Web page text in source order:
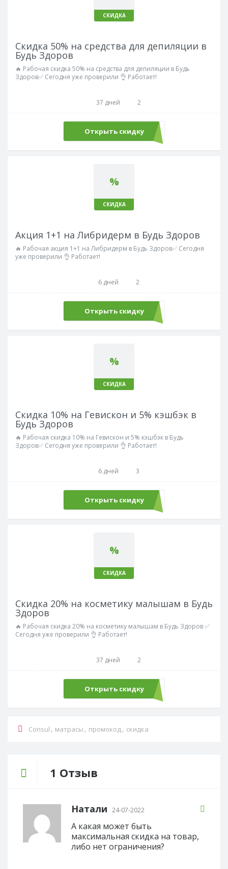
СКИДКА
Скидка 50% на средства для депиляции в
Будь Здоров
🔥 Рабочая скидка 50% на средства для депиляции в Будь
Здоров✅ Сегодня уже проверили 👌 Работает!
37 дней 2
Открыть скидку
%
СКИДКА
Акция 1+1 на Либридерм в Будь Здоров
🔥 Рабочая акция 1+1 на Либридерм в Будь Здоров✅ Сегодня
уже проверили 👌 Работает!
6 дней 2
Открыть скидку
%
СКИДКА
Скидка 10% на Гевискон и 5% кэшбэк в
Будь Здоров
🔥 Рабочая скидка 10% на Гевискон и 5% кэшбэк в Будь
Здоров✅ Сегодня уже проверили 👌 Работает!
6 дней 3
Открыть скидку
%
СКИДКА
Скидка 20% на косметику малышам в Будь
Здоров
🔥 Рабочая скидка 20% на косметику малышам в Будь Здоров ✅
Сегодня уже проверили 👌 Работает!
37 дней 2
Открыть скидку
Consul , матрасы , промокод, скидка
1 Отзыв
Натали 24-07-2022
А какая может быть
максимальная скидка на товар,
либо нет ограничения?